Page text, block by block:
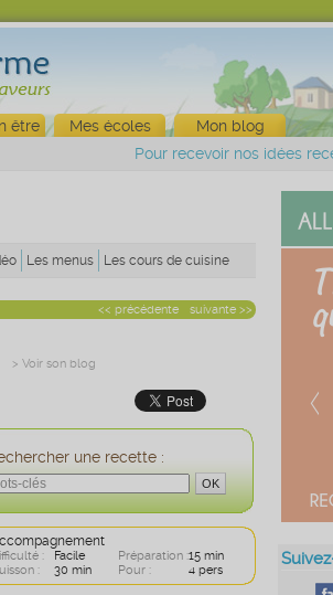
être Mes écoles
Mon blog
Pour recevoir nos idées
Les menus Les cours de cuisine
suivante >>
<< précédente
> Voir son blog
une recette :
: Facile Préparation :15 min
:
30 min Pour : 4 pers